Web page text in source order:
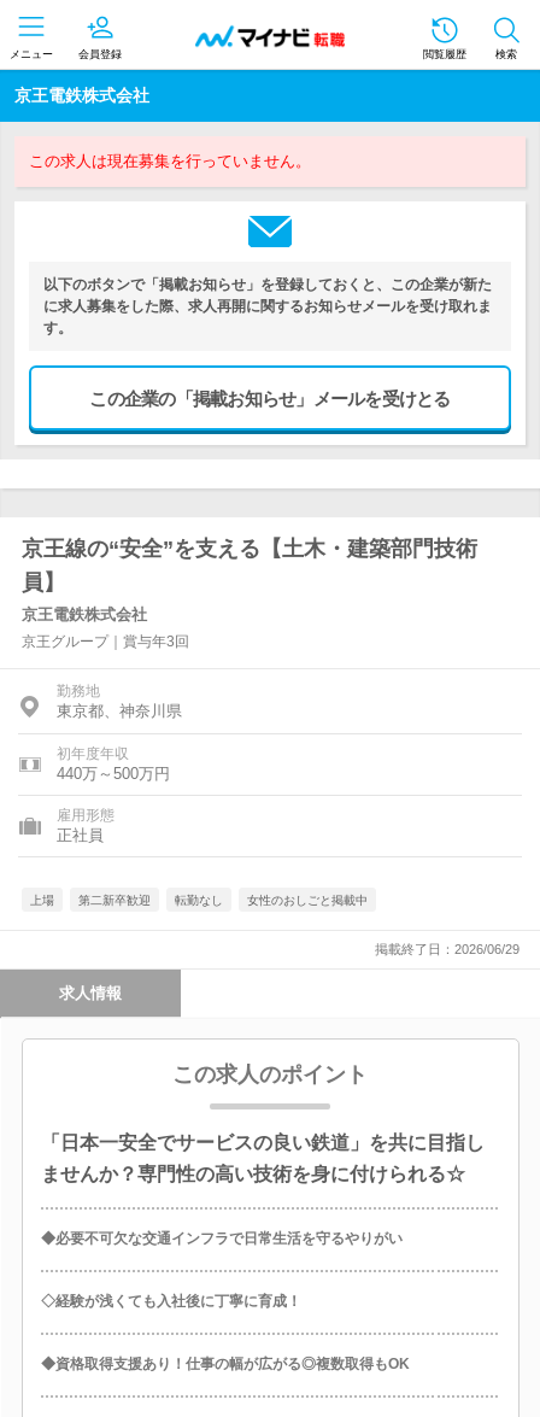
メニュー 会員登録 閲覧履歴 検索
京王電鉄株式会社
この求人は現在募集を行っていません。
以下のボタンで「掲載お知らせ」を登録しておくと、この企業が新た
に求人募集をした際、求人再開に関するお知らせメールを受け取れま
す。
この企業の「掲載お知らせ」メールを受けとる
京王線の“安全”を支える【土木・建築部門技術
員】
京王電鉄株式会社
京王グループ｜賞与年3回
勤務地
東京都、神奈川県
初年度年収
440万～500万円
雇用形態
正社員
上場 第二新卒歓迎 転勤なし 女性のおしごと掲載中
掲載終了日：2026/06/29
求人情報
この求人のポイント
「日本一安全でサービスの良い鉄道」を共に目指し
ませんか？専門性の高い技術を身に付けられる☆
◆必要不可欠な交通インフラで日常生活を守るやりがい
◇経験が浅くても入社後に丁寧に育成！
◆資格取得支援あり！仕事の幅が広がる◎複数取得もOK